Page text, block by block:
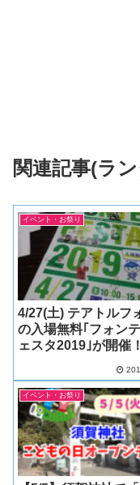
関連記事(ラ
イベント・お祭り
4/27(土) テアトルフ
の入場無料｢フォン
ェスタ2019｣が開催！
イベント・お祭り